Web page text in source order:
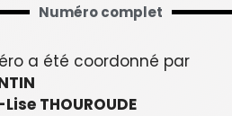
Numéro complet
a été coordonné par
THOUROUDE